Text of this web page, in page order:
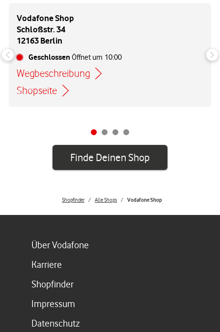
Vodafone Shop
Schloßstr. 34
12163 Berlin
Geschlossen Öffnet um 10:00
Wegbeschreibung
Link öffnet in einem neuen Tab
Shopseite
Finde Deinen Shop
Shopfinder Alle Shops Vodafone Shop
Über Vodafone
Karriere
ShopfinderLink öffnet in einem neuen Tab
Impressum
Datenschutz